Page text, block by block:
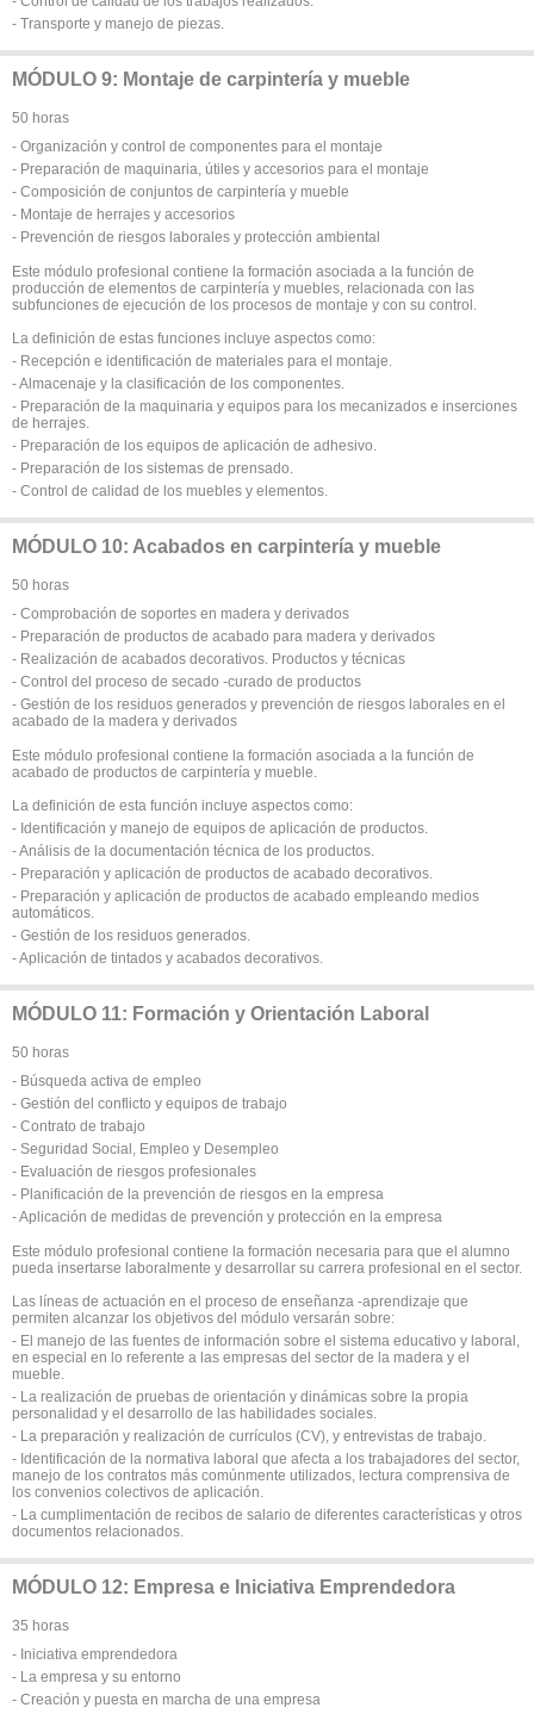
- Transporte y manejo de piezas.
MÓDULO 9: Montaje de carpintería y mueble
50 horas
- Organización y control de componentes para el montaje
- Preparación de maquinaria, útiles y accesorios para el montaje
- Composición de conjuntos de carpintería y mueble
- Montaje de herrajes y accesorios
- Prevención de riesgos laborales y protección ambiental
Este módulo profesional contiene la formación asociada a la función de
producción de elementos de carpintería y muebles, relacionada con las
subfunciones de ejecución de los procesos de montaje y con su control.
La definición de estas funciones incluye aspectos como:
- Recepción e identificación de materiales para el montaje.
- Almacenaje y la clasificación de los componentes.
- Preparación de la maquinaria y equipos para los mecanizados e inserciones
de herrajes.
- Preparación de los equipos de aplicación de adhesivo.
- Preparación de los sistemas de prensado.
- Control de calidad de los muebles y elementos.
MÓDULO 10: Acabados en carpintería y mueble
50 horas
- Comprobación de soportes en madera y derivados
- Preparación de productos de acabado para madera y derivados
- Realización de acabados decorativos. Productos y técnicas
- Control del proceso de secado -curado de productos
- Gestión de los residuos generados y prevención de riesgos laborales en el
acabado de la madera y derivados
Este módulo profesional contiene la formación asociada a la función de
acabado de productos de carpintería y mueble.
La definición de esta función incluye aspectos como:
- Identificación y manejo de equipos de aplicación de productos.
- Análisis de la documentación técnica de los productos.
- Preparación y aplicación de productos de acabado decorativos.
- Preparación y aplicación de productos de acabado empleando medios
automáticos.
- Gestión de los residuos generados.
- Aplicación de tintados y acabados decorativos.
MÓDULO 11: Formación y Orientación Laboral
50 horas
- Búsqueda activa de empleo
- Gestión del conflicto y equipos de trabajo
- Contrato de trabajo
- Seguridad Social, Empleo y Desempleo
- Evaluación de riesgos profesionales
- Planificación de la prevención de riesgos en la empresa
- Aplicación de medidas de prevención y protección en la empresa
Este módulo profesional contiene la formación necesaria para que el alumno
pueda insertarse laboralmente y desarrollar su carrera profesional en el sector.
Las líneas de actuación en el proceso de enseñanza -aprendizaje que
permiten alcanzar los objetivos del módulo versarán sobre:
- El manejo de las fuentes de información sobre el sistema educativo y laboral,
en especial en lo referente a las empresas del sector de la madera y el
mueble.
- La realización de pruebas de orientación y dinámicas sobre la propia
personalidad y el desarrollo de las habilidades sociales.
- La preparación y realización de currículos (CV), y entrevistas de trabajo.
- Identificación de la normativa laboral que afecta a los trabajadores del sector,
manejo de los contratos más comúnmente utilizados, lectura comprensiva de
los convenios colectivos de aplicación.
- La cumplimentación de recibos de salario de diferentes características y otros
documentos relacionados.
MÓDULO 12: Empresa e Iniciativa Emprendedora
35 horas
- Iniciativa emprendedora
- La empresa y su entorno
- Creación y puesta en marcha de una empresa